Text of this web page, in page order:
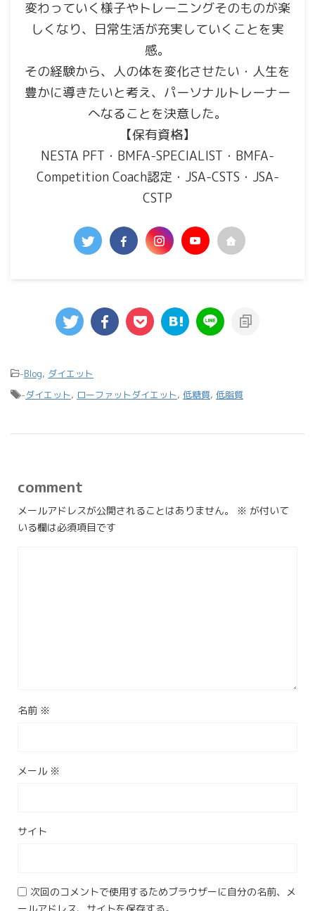
変わっていく様子やトレーニングそのものが楽
しくなり、日常生活が充実していくことを実
感。
その経験から、人の体を変化させたい・人生を
豊かに導きたいと考え、パーソナルトレーナー
へなることを決意した。
【保有資格】
NESTA PFT・BMFA-SPECIALIST・BMFA-
Competition Coach認定・JSA-CSTS・JSA-
CSTP
-Blog, ダイエット
-ダイエット, ローファットダイエット, 低糖質, 低脂質
comment
メールアドレスが公開されることはありません。 ※ が付いて
いる欄は必須項目です
名前 ※
メール ※
サイト
次回のコメントで使用するためブラウザーに自分の名前、メ